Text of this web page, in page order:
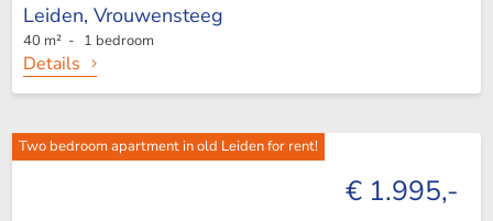
Leiden, Vrouwensteeg
40 m² - 1 bedroom
Details
Two bedroom apartment in old Leiden for rent!
€ 1.995,-